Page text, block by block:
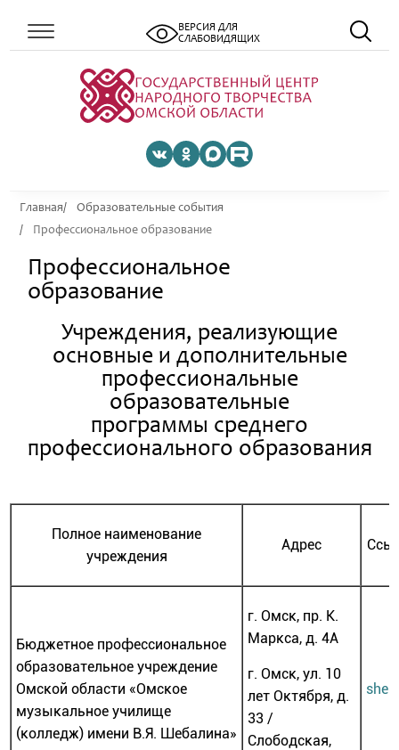
ВЕРСИЯ ДЛЯ
СЛАБОВИДЯЩИХ
Главная
Образовательные события
Профессиональное образование
Профессиональное
образование
Учреждения, реализующие
основные и дополнительные
профессиональные
образовательные
программы среднего
профессионального образования
Полное наименование
учреждения
Адрес
Бюджетное профессиональное
образовательное учреждение
Омской области «Омское
музыкальное училище
(колледж) имени В.Я. Шебалина»
г. Омск, пр. К.
Маркса, д. 4А
г. Омск, ул. 10
лет Октября, д.
33 /
Слободская,